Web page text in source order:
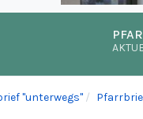
"unterwegs"